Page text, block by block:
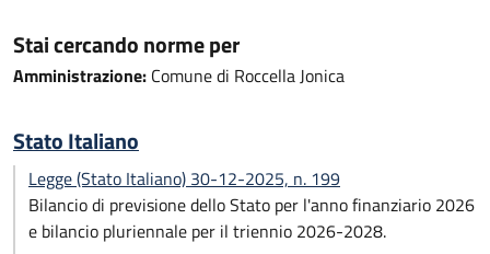
Stai cercando norme per
Amministrazione: Comune di Roccella Jonica
Stato Italiano
Legge (Stato Italiano) 30-12-2025, n. 199
Bilancio di previsione dello Stato per l'anno finanziario 2026
e bilancio pluriennale per il triennio 2026-2028.